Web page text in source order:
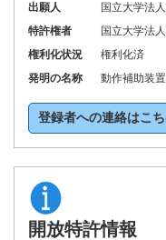
出願人
国立大学法
特許権者
国立大学法
権利化状況
権利化済
発明の名称
動作補助装
登録者への連絡はこ
開放特許情報